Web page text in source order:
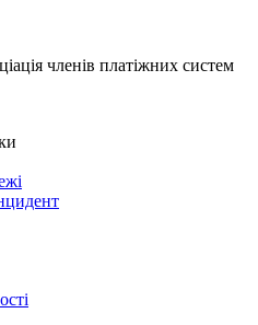
членів платіжних систем